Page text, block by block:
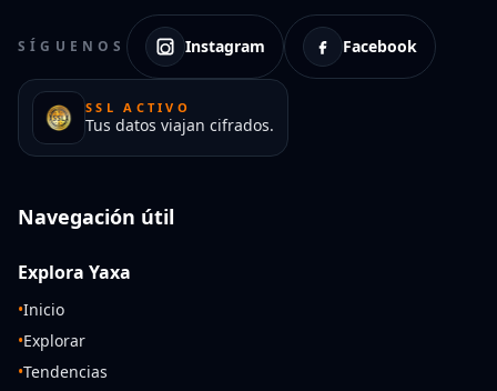
SÍGUENOS Instagram Facebook
SSL ACTIVO
Tus datos viajan cifrados.
Navegación útil
Explora Yaxa
•Inicio
•Explorar
•Tendencias